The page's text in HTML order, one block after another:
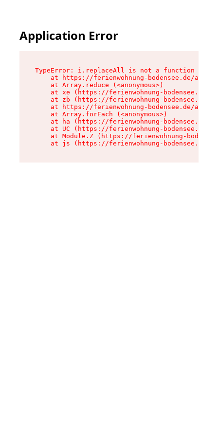
Application Error
TypeError: i.replaceAll is not a function
at https://ferienwohnung-bodensee.de/
    at Array.reduce (<anonymous>)
at xe (https://ferienwohnung-bodensee.de/
at zb (https://ferienwohnung-bodensee.de/
at https://ferienwohnung-bodensee.de/
    at Array.forEach (<anonymous>)
at ha (https://ferienwohnung-bodensee.de/
at UC (https://ferienwohnung-bodensee.de/
at Module.Z (https://ferienwohnung-
at js (https://ferienwohnung-bodensee.de/